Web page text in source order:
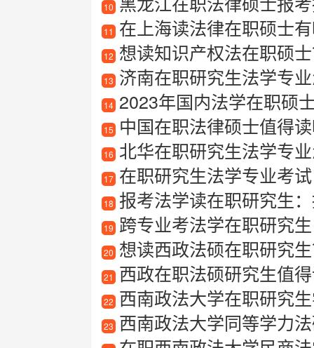
10
11 在上海读法律在职硕士
12 想读知识产权法在职硕
13 济南在职研究生法学专
14 2023年国内法学在职硕士
15 中国在职法律硕士值得
16 北华在职研究生法学专
17 在职研究生法学专业考试
18 报考法学读在职研究生
19 跨专业考法学在职研究生
20 想读西政法硕在职研究
21 西政在职法硕研究生值得
22 西南政法大学在职研究生
23 西南政法大学同等学力